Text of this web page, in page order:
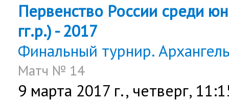
Первенство России среди
гг.р.) - 2017
Финальный турнир.
Матч № 14
9 марта 2017 г., четверг,